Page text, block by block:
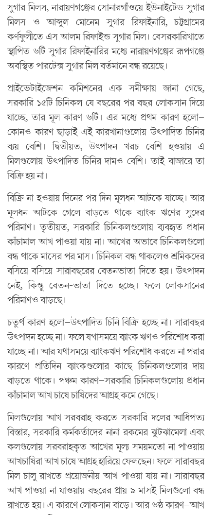
সুগার মিলস, নারায়ণগঞ্জের সোনারগাঁওয়ে ইউনাইটেড সুগার
মিলস ও আব্দুল মোনেম সুগার রিফাইনারি, চট্টগ্রামের
কর্ণফুলীতে এস আলম রিফাইন্ড সুগার মিল। বেসরকারিখাতে
স্থাপিত ৬টি সুগার রিফাইনারির মধ্যে নারায়ণগঞ্জের রূপগঞ্জে
অবস্থিত পারটেক্স সুগার মিল বর্তমানে বন্ধ রয়েছে।
প্রাইভেটাইজেশন কমিশনের এক সমীক্ষায় জানা গেছে,
সরকারি ১৫টি চিনিকল যে বছরের পর বছর লোকসান দিয়ে
যাচ্ছে, তার মূল কারণ ৬টি। এর মধ্যে প্রথম কারণ হলো—
কোনও কারণ ছাড়াই এই কারখানাগুলোয় উৎপাদিত চিনির
ব্যয় বেশি। দ্বিতীয়ত, উৎপাদন খরচ বেশি হওয়ায় এ
মিলগুলোয় উৎপাদিত চিনির দামও বেশি। তাই বাজারে তা
বিক্রি হয় না।
বিক্রি না হওয়ায় দিনের পর দিন মূলধন আটকে যাচ্ছে। আর
মূলধন আটকে গেলে বাড়তে থাকে ব্যাংক ঋণের সুদের
পরিমাণ। তৃতীয়ত, সরকারি চিনিকলগুলোয় ব্যবহৃত প্রধান
কাঁচামাল আখ পাওয়া যায় না। আখের অভাবে চিনিকলগুলো
বন্ধ থাকে মাসের পর মাস। চিনিকল বন্ধ থাকলেও শ্রমিকদের
বসিয়ে বসিয়ে সারাবছরের বেতনভাতা দিতে হয়। উৎপাদন
নেই, কিন্তু বেতন-ভাতা দিতে হচ্ছে। ফলে লোকসানের
পরিমাণও বাড়ছে।
চতুর্থ কারণ হলো—উৎপাদিত চিনি বিক্রি হচ্ছে না। সারাবছর
উৎপাদন হচ্ছে না। ফলে যথাসময়ে ব্যাংক ঋণও পরিশোধ করা
যাচ্ছে না। আর যথাসময়ে ব্যাংকঋণ পরিশোধ করতে না পরার
কারণে প্রতিদিন ব্যাংকগুলোর কাছে চিনিকলগুলোর দায়
বাড়তে থাকে। পঞ্চম কারণ—সরকারি চিনিকলগুলোয় প্রধান
কাঁচামাল আখ চাষে চাষিদের আগ্রহ কমে গেছে।
মিলগুলোয় আখ সরবরাহ করতে সরকারি দলের আধিপত্য
বিস্তার, সরকারি কর্মকর্তাদের নানা রকমের ঝুটঝামেলা এবং
কলগুলোয় সরবরাহকৃত আখের মূল্য সময়মতো না পাওয়ায়
আখচাষিরা আখ চাষে আগ্রহ হারিয়ে ফেলছেন। ফলে সারাবছর
মিল চালু রাখতে প্রয়োজনীয় আখ পাওয়া যায় না। সারাবছর
আখ পাওয়া না যাওয়ায় বছরের প্রায় ৯ মাসই মিলগুলো বন্ধ
রাখতে হয়। এ কারণে লোকসান বাড়ে। আর ৬ষ্ঠ কারণ—আখ